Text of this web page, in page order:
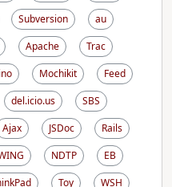
Subversion
au
Apache
Trac
Mochikit
Feed
del.icio.us
SBS
Ajax JSDoc
Rails
NDTP
EB
Toy
WSH